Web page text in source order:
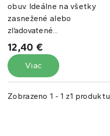
obuv. Ideálne na všetky
zasnežené alebo
zľadovatené...
12,40 €
Viac
Zobrazeno 1 - 1 z1 produktu